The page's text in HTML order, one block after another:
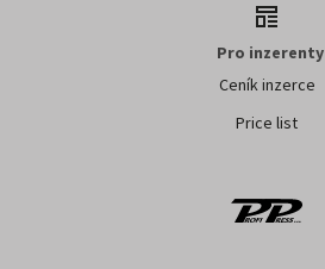
Pro inzerenty
Ceník inzerce
Price list